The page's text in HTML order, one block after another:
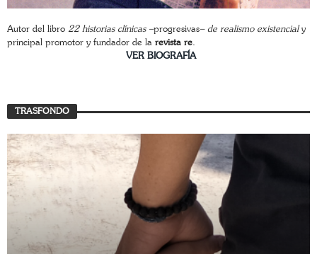
Autor del libro 22 historias clínicas –progresivas– de realismo existencialy
principal promotor y fundador de la revista re.
VER BIOGRAFÍA
TRASFONDO